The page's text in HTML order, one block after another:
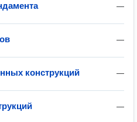
—
—
—
конструкций
—